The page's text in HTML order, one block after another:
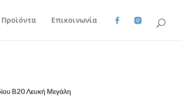
Προϊόντα Επικοινωνία
B20 Λευκή Μεγάλη